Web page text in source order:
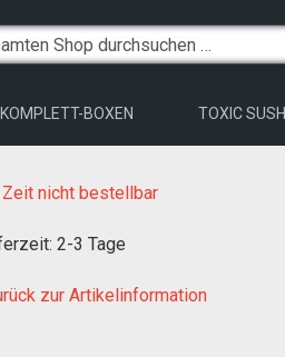
KOMPLETT-BOXEN TOXIC SUSHI
Zeit nicht bestellbar
: 2-3 Tage
zur Artikelinformation